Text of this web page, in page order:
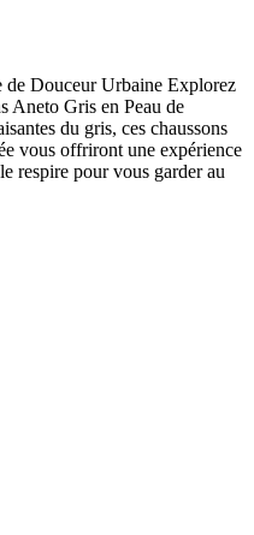
de Douceur Urbaine Explorez
Aneto Gris en Peau de
du gris, ces chaussons
vous offriront une expérience
respire pour vous garder au